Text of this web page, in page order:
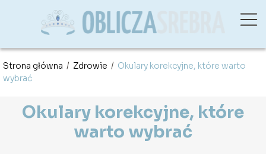
Strona główna / Zdrowie / Okulary korekcyjne, które warto
wybrać
Okulary korekcyjne, które
warto wybrać